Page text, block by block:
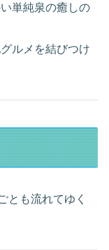
単純泉の癒しの
ルメを結びつけ
とも流れてゆく